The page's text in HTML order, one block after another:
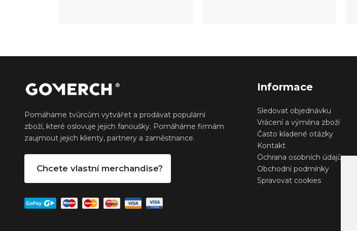
Informace
Sledovat objednávku
Vrácení a výměna zboží
Často kladené otázky
Kontakt
Ochrana osobních údajů
Obchodní podmínky
Spravovat cookies
Pomáháme tvůrcům vytvářet a prodávat populární
zboží, které oslovuje jejich fanoušky. Pomáháme firmám
zaujmout jejich klienty, partnery a zaměstnance.
Chcete vlastní merchandise?